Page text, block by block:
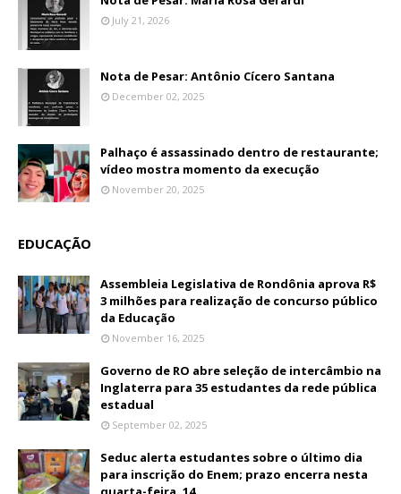
July 21, 2026
Nota de Pesar: Antônio Cícero Santana
December 02, 2025
Palhaço é assassinado dentro de restaurante;
vídeo mostra momento da execução
November 20, 2025
EDUCAÇÃO
Assembleia Legislativa de Rondônia aprova R$
3 milhões para realização de concurso público
da Educação
November 16, 2025
Governo de RO abre seleção de intercâmbio na
Inglaterra para 35 estudantes da rede pública
estadual
September 02, 2025
Seduc alerta estudantes sobre o último dia
para inscrição do Enem; prazo encerra nesta